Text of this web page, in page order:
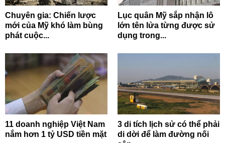
Chuyên gia: Chiến lược
mới của Mỹ khó làm bùng
phát cuộc...
Lục quân Mỹ sắp nhận lô
lớn tên lửa từng được sử
dụng trong...
11 doanh nghiệp Việt Nam
nắm hơn 1 tỷ USD tiền mặt
3 di tích lịch sử có thể phải
di dời để làm đường nối